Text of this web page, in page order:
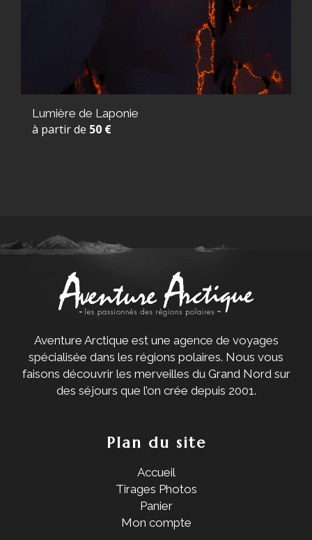
Lumière de Laponie
à partir de 50 €
Aventure Arctique est une agence de voyages
spécialisée dans les régions polaires. Nous vous
faisons découvrir les merveilles du Grand Nord sur
des séjours que l’on crée depuis 2001.
Plan du site
Accueil
Tirages Photos
Panier
Mon compte